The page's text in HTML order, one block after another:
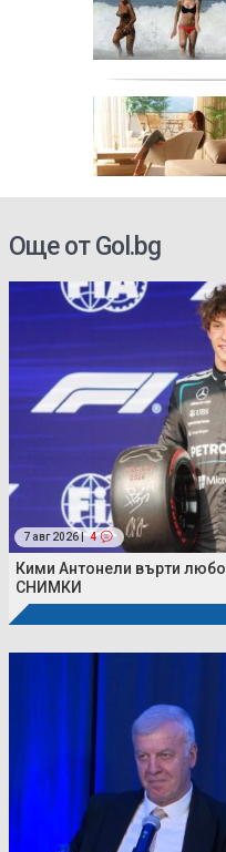
Още от Gol.bg
7 авг 2026 | 4
Кими Антонели върти
СНИМКИ